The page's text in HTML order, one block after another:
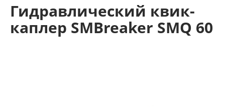
Гидравлический квик-
каплер SMBreaker SMQ 60